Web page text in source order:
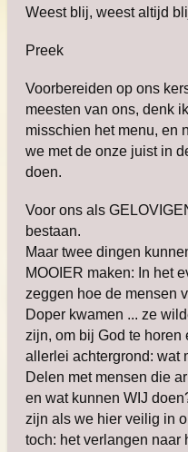
Weest blij, weest altijd
Preek
Voorbereiden op ons
meesten van ons, denk
misschien het menu, en
we met de onze juist in
doen.
Voor ons als
bestaan.
Maar twee dingen
MOOIER maken: In het
zeggen hoe de mensen
Doper kwamen ... ze
zijn, om bij God te horen
allerlei achtergrond: wat
Delen met mensen die
en wat kunnen WIJ
zijn als we hier veilig in
toch: het verlangen naar